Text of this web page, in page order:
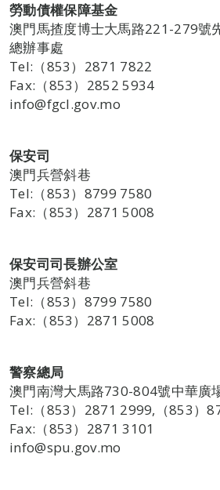
勞動債權保障基金
澳門馬揸度博士大馬路221-279號
總辦事處
Tel:（853）2871 7822
Fax:（853）2852 5934
info@fgcl.gov.mo
保安司
澳門兵營斜巷
Tel:（853）8799 7580
Fax:（853）2871 5008
保安司司長辦公室
澳門兵營斜巷
Tel:（853）8799 7580
Fax:（853）2871 5008
警察總局
澳門南灣大馬路730-804號中華廣
Tel:（853）2871 2999,（853）
Fax:（853）2871 3101
info@spu.gov.mo